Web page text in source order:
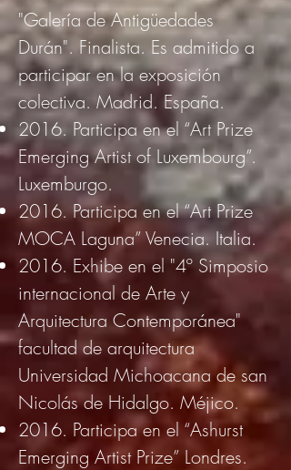
"Galería de Antigüedades
Durán". Finalista. Es admitido a
participar en la exposición
colectiva. Madrid. España.
2016. Participa en el “Art Prize
Emerging Artist of Luxembourg”.
Luxemburgo.
2016. Participa en el “Art Prize
MOCA Laguna” Venecia. Italia.
2016. Exhibe en el "4º Simposio
internacional de Arte y
Arquitectura Contemporánea"
facultad de arquitectura
Universidad Michoacana de san
Nicolás de Hidalgo. Méjico.
2016. Participa en el “Ashurst
Emerging Artist Prize” Londres.